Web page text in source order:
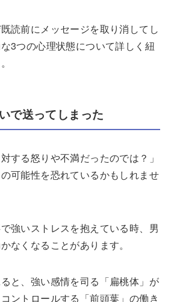
読前にメッセージを取り消してし
3つの心理状態について詳しく紐
で送ってしまった
する怒りや不満だったのでは？」
可能性を恐れているかもしれませ
強いストレスを抱えている時、男
なくなることがあります。
と、強い感情を司る「扁桃体」が
ントロールする「前頭葉」の働き